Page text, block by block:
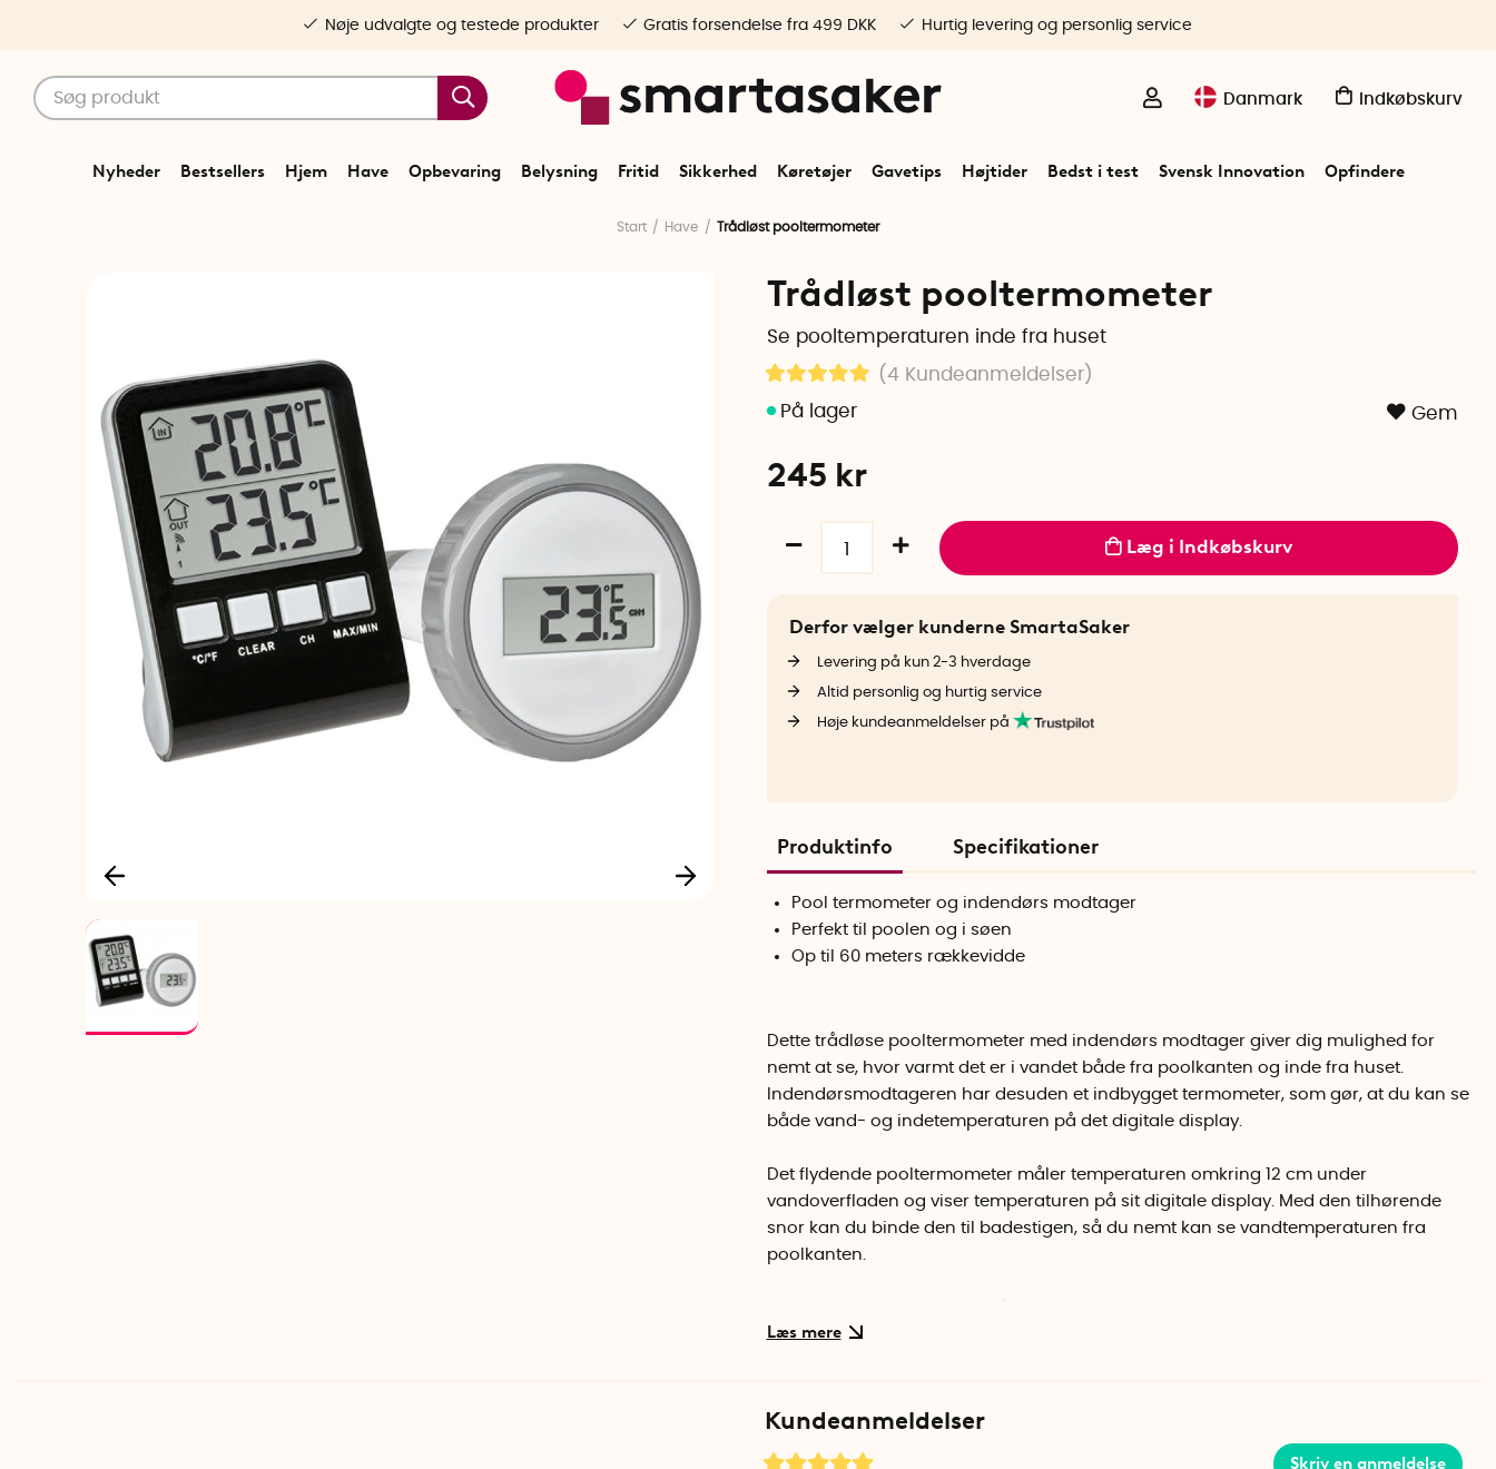
Danmark Indkøbskurv
Nyheder Bestsellers Hjem Have Opbevaring Belysning Fritid Sikkerhed Køretøjer Gavetips Højtider Bedst i test Svensk Innovation Opfindere
Nøje udvalgte og testede produkter Gratis forsendelse fra 499 DKK Hurtig levering og personlig service
Start Have Trådløst pooltermometer
Trådløst pooltermometer
Se pooltemperaturen inde fra huset
(4 Kundeanmeldelser)
Gem
245 kr
Læg i Indkøbskurv
Derfor vælger kunderne SmartaSaker
Levering på kun 2-3 hverdage
Altid personlig og hurtig service
Høje kundeanmeldelser på
Produktinfo Specifikationer
Pool termometer og indendørs modtager
Perfekt til poolen og i søen
Op til 60 meters rækkevidde
Dette trådløse pooltermometer med indendørs modtager giver dig mulighed for
nemt at se, hvor varmt det er i vandet både fra poolkanten og inde fra huset.
Indendørsmodtageren har desuden et indbygget termometer, som gør, at du kan se
både vand- og indetemperaturen på det digitale display.
Det flydende pooltermometer måler temperaturen omkring 12 cm under
vandoverfladen og viser temperaturen på sit digitale display. Med den tilhørende
snor kan du binde den til badestigen, så du nemt kan se vandtemperaturen fra
poolkanten.
Rækkevidden er op til 60 meter, og det lille masteikon på indendørsmodtageren
Med de fire knapper på indendørsmodtageren kan du se den højeste og laveste
temperatur, rydde hukommelsen og skifte mellem Celsius og Fahrenheit.
Kundeanmeldelser
Skriv en anmeldelse